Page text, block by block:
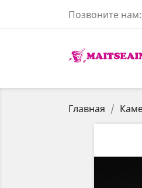
Позвоните нам:
Главная